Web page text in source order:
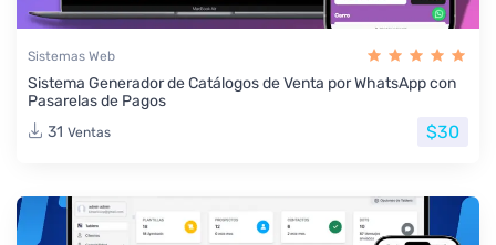
Sistemas Web
Sistema Generador de Catálogos de Venta por WhatsApp con
Pasarelas de Pagos
31 Ventas $30